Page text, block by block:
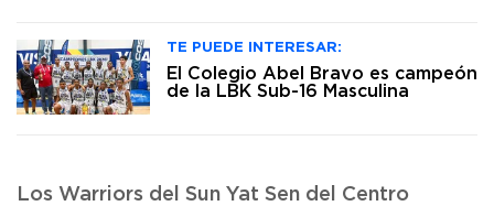
TE PUEDE INTERESAR:
El Colegio Abel Bravo es campeón
de la LBK Sub-16 Masculina
Los Warriors del Sun Yat Sen del Centro